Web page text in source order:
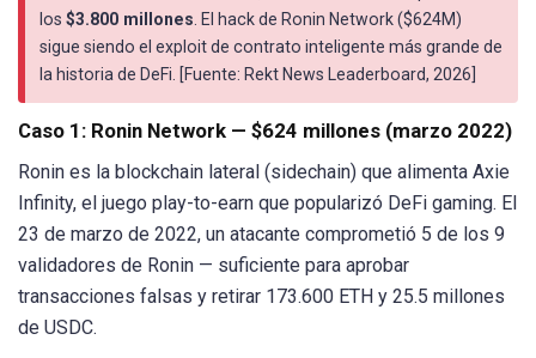
los $3.800 millones . El hack de Ronin Network ($624M)
sigue siendo el exploit de contrato inteligente más grande de
la historia de DeFi. [Fuente: Rekt News Leaderboard, 2026]
Caso 1: Ronin Network — $624 millones (marzo 2022)
Ronin es la blockchain lateral (sidechain) que alimenta Axie
Infinity, el juego play-to-earn que popularizó DeFi gaming. El
23 de marzo de 2022, un atacante comprometió 5 de los 9
validadores de Ronin — suficiente para aprobar
transacciones falsas y retirar 173.600 ETH y 25.5 millones
de USDC.